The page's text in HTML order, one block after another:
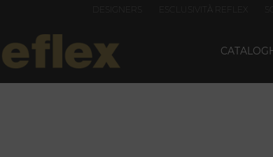
DESIGNERS ESCLUSIVITÀ REFLEX